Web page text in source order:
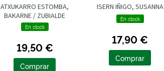
ATXUKARRO ESTOMBA,
BAKARNE / ZUBIALDE
GRAJIRENA, IZASKUN
En stock
19,50 €
Comprar
ISERN IÑIGO, SUSANNA
En stock
17,90 €
Comprar